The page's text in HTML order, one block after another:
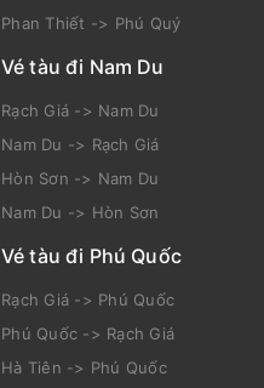
Phan Thiết -> Phú Quý
Vé tàu đi Nam Du
Rạch Giá -> Nam Du
Nam Du -> Rạch Giá
Hòn Sơn -> Nam Du
Nam Du -> Hòn Sơn
Vé tàu đi Phú Quốc
Rạch Giá -> Phú Quốc
Phú Quốc -> Rạch Giá
Hà Tiên -> Phú Quốc